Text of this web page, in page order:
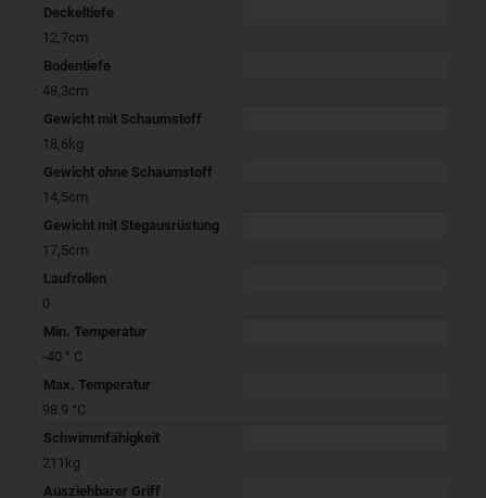
Deckeltiefe
12,7cm
Bodentiefe
48,3cm
Gewicht mit Schaumstoff
18,6kg
Gewicht ohne Schaumstoff
14,5cm
Gewicht mit Stegausrüstung
17,5cm
Laufrollen
0
Min. Temperatur
-40 ° C
Max. Temperatur
98.9 °C
Schwimmfähigkeit
211kg
Ausziehbarer Griff